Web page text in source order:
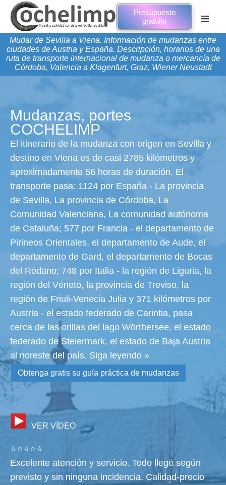
Presupuesto
gratuito
≡
Mudar de Sevilla a Viena. Información de mudanzas entre
ciudades de Austria y España. Descripción, horarios de una
ruta de transporte internacional de mudanza o mercancía de
Córdoba, Valencia a Klagenfurt, Graz, Wiener Neustadt
Mudanzas, portes
COCHELIMP
El itinerario de la mudanza con origen en Sevilla y
destino en Viena es de casi 2785 kilómetros y
aproximadamente 56 horas de duración. El
transporte pasa: 1124 por España - La provincia
de Sevilla, La provincia de Córdoba, La
Comunidad Valenciana, La comunidad autónoma
de Cataluña; 577 por Francia - el departamento de
Pirineos Orientales, el departamento de Aude, el
departamento de Gard, el departamento de Bocas
del Ródano; 748 por Italia - la región de Liguria, la
región del Véneto, la provincia de Treviso, la
región de Friuli-Venecia Julia y 371 kilómetros por
Austria - el estado federado de Carintia, pasa
cerca de las orillas del lago Wörthersee, el estado
federado de Steiermark, el estado de Baja Austria
al noreste del país. Siga leyendo »
Obtenga gratis su guía práctica de mudanzas
VER VÍDEO
⭐⭐⭐⭐⭐
Excelente atención y servicio. Todo llegó según
previsto y sin ninguna incidencia. Calidad-precio